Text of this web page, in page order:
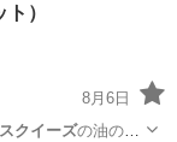
）
8月6日
スクイーズの油のよ